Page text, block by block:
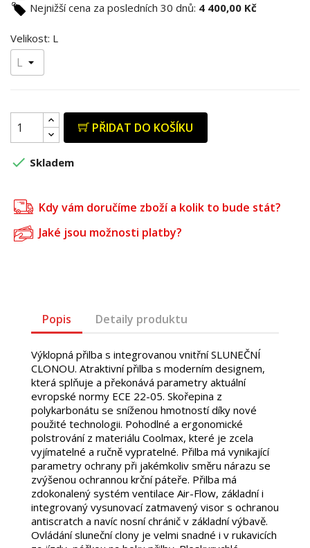
Nejnižší cena za posledních 30 dnů: 4 400,00 Kč
Velikost: L
PŘIDAT DO KOŠÍKU
 Skladem
Kdy vám doručíme zboží a kolik to bude stát?
Jaké jsou možnosti platby?
Popis Detaily produktu
Výklopná přilba s integrovanou vnitřní SLUNEČNÍ
CLONOU. Atraktivní přilba s moderním designem,
která splňuje a překonává parametry aktuální
evropské normy ECE 22-05. Skořepina z
polykarbonátu se sníženou hmotností díky nové
použité technologii. Pohodlné a ergonomické
polstrování z materiálu Coolmax, které je zcela
vyjímatelné a ručně vypratelné. Přilba má vynikající
parametry ochrany při jakémkoliv směru nárazu se
zvýšenou ochrannou krční páteře. Přilba má
zdokonalený systém ventilace Air-Flow, základní i
integrovaný vysunovací zatmavený visor s ochranou
antiscratch a navíc nosní chránič v základní výbavě.
Ovládání sluneční clony je velmi snadné i v rukavicích